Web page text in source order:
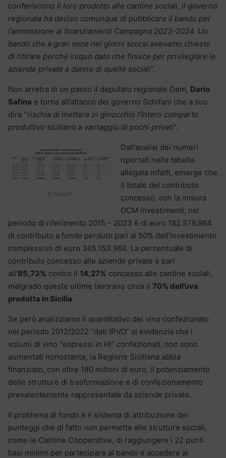
conferiscono il loro prodotto alle cantine sociali, il governo
regionale ha deciso comunque di pubblicare il bando per
l’ammissione ai finanziamenti Campagna 2023-2024. Un
bando che a gran voce nei giorni scorsi avevamo chiesto
di ritirare perché iniquo dato che finisce per privilegiare le
aziende private a danno di quelle sociali“.
Non arretra di un passo il deputato regionale Dem, Dario
Safina e torna all’attacco del governo Schifani che a suo
dire “rischia di mettere in ginocchio l’intero comparto
produttivo siciliano a vantaggio di pochi privati”.
Il report
Dall’analisi dei numeri
riportati nella tabella
allegata infatti, emerge che
il totale del contributo
concesso, con la misura
OCM investimenti, nel
periodo di riferimento 2015 – 2023 è di euro 182.576.984
di contributo a fondo perduto pari al 50% dell’investimento
complessivo di euro 365.153.968. La percentuale di
contributo concesso alle aziende private è pari
all’85,73% contro il 14,27% concesso alle cantine sociali,
malgrado queste ultime lavorano circa il 70% dell’uva
prodotta in Sicilia.
Se però analizziamo il quantitativo del vino confezionato
nel periodo 2012/2022 “dati IRVO” si evidenzia che i
volumi di vino “espressi in Hl” confezionati, non sono
aumentati nonostante, la Regione Siciliana abbia
finanziato, con oltre 180 milioni di euro, il potenziamento
delle strutture di trasformazione e di confezionamento
prevalentemente rappresentate da aziende private.
Il problema di fondo è il sistema di attribuzione dei
punteggi che di fatto non permette alle strutture sociali,
come le Cantine Cooperative, di raggiungere i 22 punti
basi minimi per partecipare al bando e accedere ai